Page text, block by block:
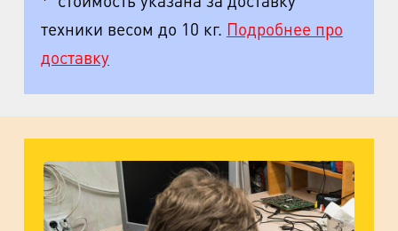
техники весом до 10 кг. Подробнее про
доставку